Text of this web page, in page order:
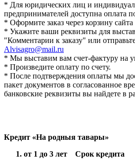
* Для юридических лиц и
предпринимателей доступна оплата
* Оформите заказ через корзину
* Укажите ваши реквизиты для
"Комментарии к заказу" или
Alvisagro@mail.ru
* Мы выставим вам счет-фактуру на
* Произведите оплату по счету.
* После подтверждения оплаты мы
пакет документов в согласованное
банковские реквизиты вы найдете в
Кредит «На родныя тавары»
от 1 до 3 лет Срок кредита